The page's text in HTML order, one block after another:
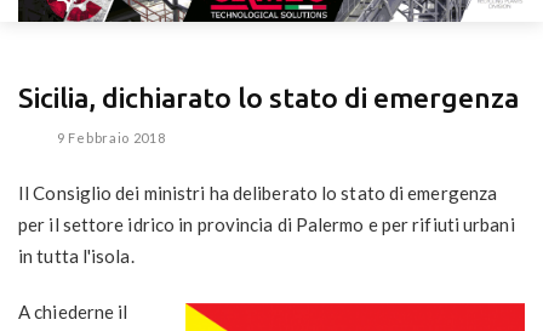
Sicilia, dichiarato lo stato di emergenza
9 Febbraio 2018
Il Consiglio dei ministri ha deliberato lo stato di emergenza
per il settore idrico in provincia di Palermo e per rifiuti urbani
in tutta l'isola.
A chiederne il